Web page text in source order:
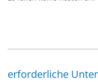
erforderliche